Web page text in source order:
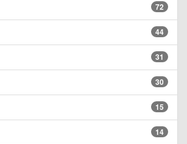
72
44
31
30
15
14